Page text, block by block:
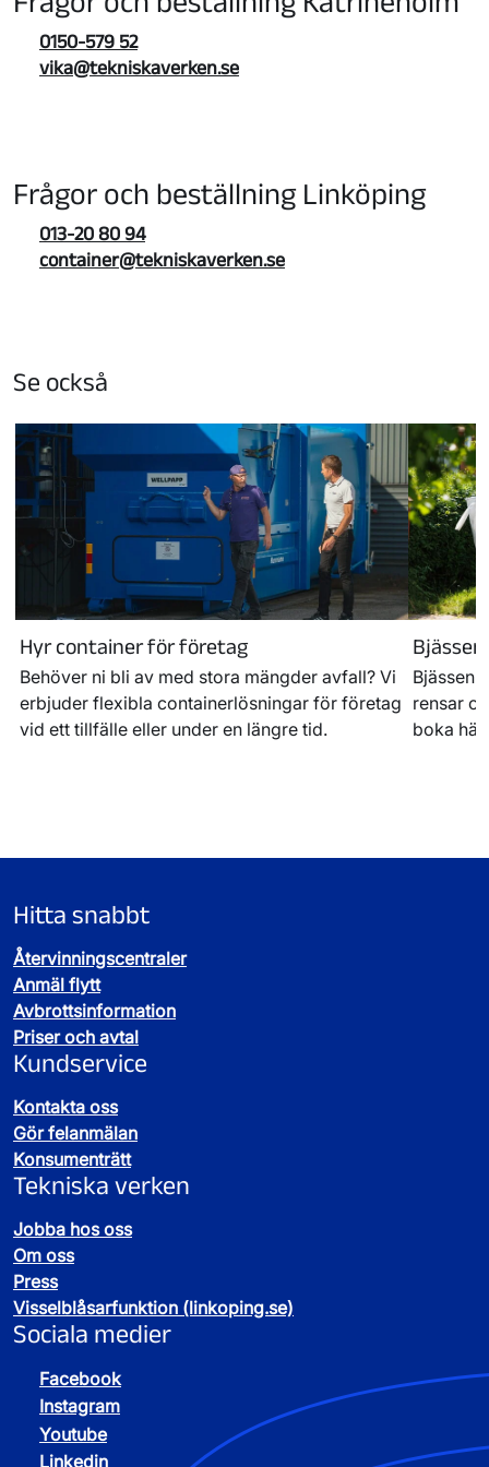
0150-579 52
vika@tekniskaverken.se
Frågor och beställning Linköping
013-20 80 94
container@tekniskaverken.se
Se också
Hyr container för företag
Behöver ni bli av med stora mängder avfall? Vi
erbjuder flexibla containerlösningar för företag
vid ett tillfälle eller under en längre tid.
Bjässen
rensar
boka
Hitta snabbt
Återvinningscentraler
Anmäl flytt
Avbrottsinformation
Priser och avtal
Kundservice
Kontakta oss
Gör felanmälan
Konsumenträtt
Tekniska verken
Jobba hos oss
Om oss
Press
Visselblåsarfunktion (linkoping.se)
Sociala medier
Facebook
Instagram
Youtube
Linkedin